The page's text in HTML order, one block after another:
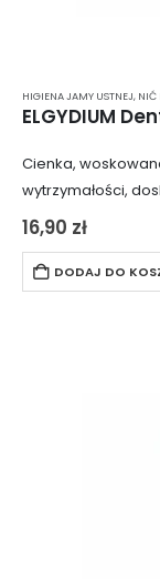
HIGIENA JAMY USTNEJ, NIĆ
Cienka,
wytrzymałości,
najbardziej
woskowanej
zębami,
16,90 zł
DODAJ DO